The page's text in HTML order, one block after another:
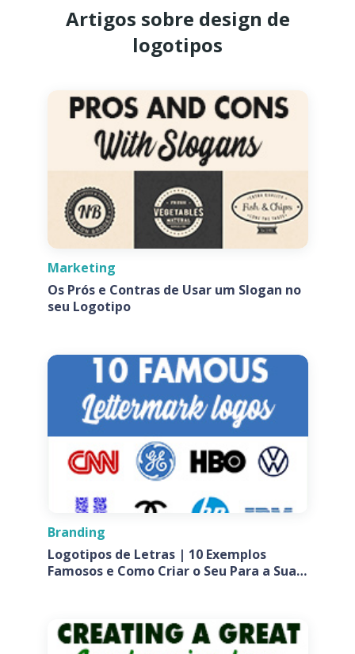
Artigos sobre design de
logotipos
Marketing
Os Prós e Contras de Usar um Slogan no
seu Logotipo
Branding
Logotipos de Letras | 10 Exemplos
Famosos e Como Criar o Seu Para a Sua